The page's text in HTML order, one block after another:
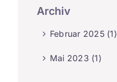
Archiv
Februar 2025 (1)
Mai 2023 (1)